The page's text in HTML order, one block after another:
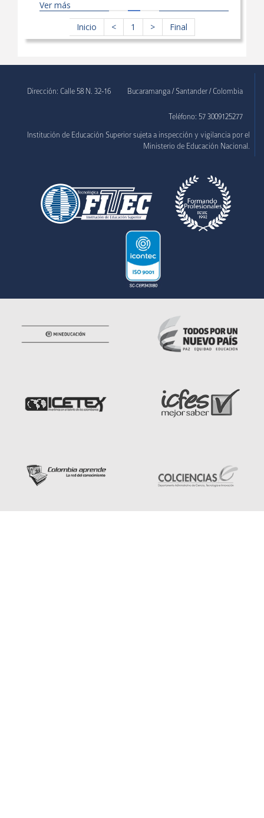
Ver más
Inicio
< 1 > Final
Dirección: Calle 58 N. 32-16 Bucaramanga / Santander / Colombia
Teléfono: 57 3009125277
Institución de Educación Superior sujeta a inspección y vigilancia por el
Ministerio de Educación Nacional.